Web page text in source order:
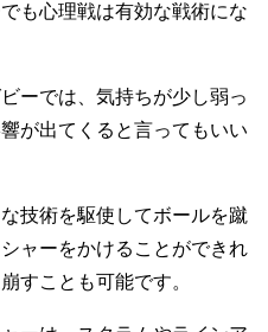
も心理戦は有効な戦術にな
ーでは、気持ちが少し弱っ
が出てくると言ってもいい
技術を駆使してボールを蹴
ャーをかけることができれ
すことも可能です。